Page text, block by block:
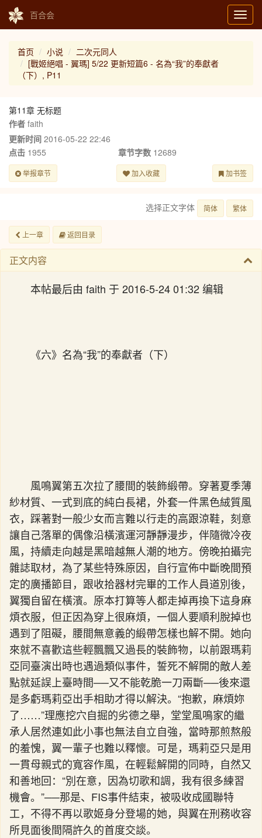
百合会
首页 小说
二次元同人
[戰姬絕唱 - 翼瑪] 5/22 更新短篇6 - 名為“我”的奉獻者
（下）, P11
第11章 无标题
作者 faith
更新时间 2016-05-22 22:46
点击 1955 章节字数12689
举报章节 加入收藏 加书签
选择正文字体 简体 繁体
上一章 返回目录
正文内容
本帖最后由 faith 于 2016-5-24 01:32 编辑
《六》名為“我”的奉獻者（下）
風鳴翼第五次拉了腰間的裝飾緞帶。穿著夏季薄
紗材質、一式到底的純白長裙，外套一件黑色絨質風
衣，踩著對一般少女而言難以行走的高跟涼鞋，刻意
讓自己落單的偶像沿橫濱運河靜靜漫步，伴隨微冷夜
風，持續走向越是黑暗越無人潮的地方。傍晚拍攝完
雜誌取材，為了某些特殊原因，自行宣佈中斷晚間預
定的廣播節目，跟收拾器材完畢的工作人員道別後，
翼獨自留在橫濱。原本打算等人都走掉再換下這身麻
煩衣服，但正因為穿上很麻煩，一個人要順利脫掉也
遇到了阻礙，腰間無意義的緞帶怎樣也解不開。她向
來就不喜歡這些輕飄飄又過長的裝飾物，以前跟瑪莉
亞同臺演出時也遇過類似事件，誓死不解開的敵人差
點就延誤上臺時間──又不能乾脆一刀兩斷──後來還
是多虧瑪莉亞出手相助才得以解決。“抱歉，麻煩妳
了……”理應挖穴自掘的劣德之舉，堂堂風鳴家的繼
承人居然連如此小事也無法自立自強，當時那煎熬般
的羞愧，翼一輩子也難以釋懷。可是，瑪莉亞只是用
一貫母親式的寬容作風，在輕鬆解開的同時，自然又
和善地回：“別在意，因為切歌和調，我有很多練習
機會。”──那是、FIS事件結束，被吸收成國聯特
工，不得不再以歌姬身分登場的她，與翼在刑務收容
所見面後間隔許久的首度交談。